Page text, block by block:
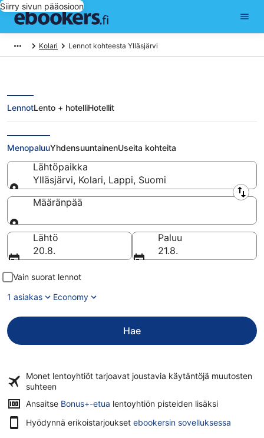
Siirry sivun pääosioon
Kolari Lennot kohteesta Ylläsjärvi
Lennot kohteesta Ylläsjärvi
LennotLento + hotelliHotellit
MenopaluuYhdensuuntainenUseita kohteita
Lähtöpaikka
Ylläsjärvi, Kolari, Lappi, Suomi
Lähtöpaikka
Määränpää
Määränpää
Lähtö
20.8.
Paluu
21.8.
Vain suorat lennot
1 asiakas
Economy
Hae
Monet lentoyhtiöt tarjoavat joustavia käytäntöjä muutosten
suhteen
Ansaitse Bonus+-etua lentoyhtiön pisteiden lisäksi
Hyödynnä erikoistarjoukset ebookersin sovelluksessa